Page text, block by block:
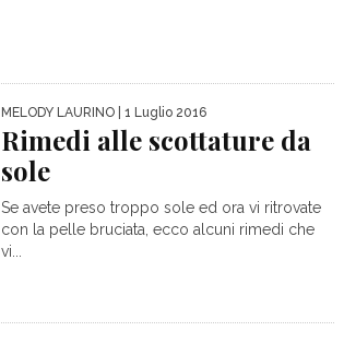
MELODY LAURINO | 1 Luglio 2016
Rimedi alle scottature da
sole
Se avete preso troppo sole ed ora vi ritrovate
con la pelle bruciata, ecco alcuni rimedi che
vi...